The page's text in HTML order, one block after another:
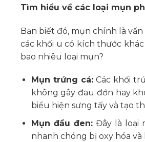
Tìm hiểu về các loại mụn
Bạn biết đó, mụn chính là
các khối u có kích thước
bao nhiêu loại mụn?
Mụn trứng cá:Các khối
không gây đau đớn hay
biểu hiện sưng tấy và tạo
Mụn đầu đen:Đây là loại
nhanh chóng bị oxy hóa và